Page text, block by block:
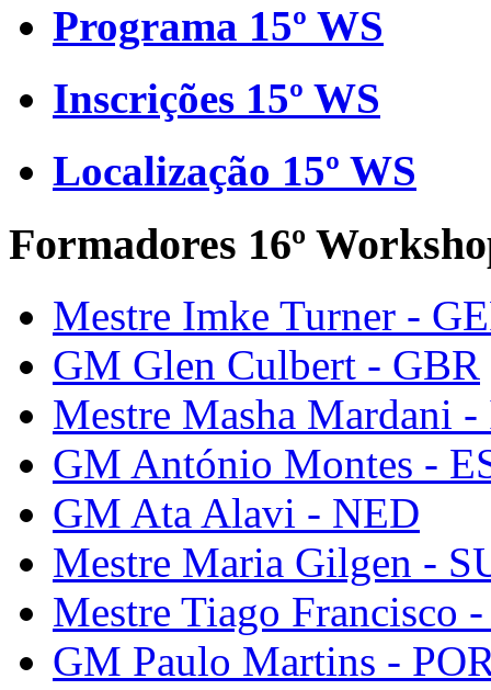
Programa 15º WS
Inscrições 15º WS
Localização 15º WS
Formadores 16º
Mestre Imke Turner -
GM Glen Culbert - GBR
Mestre Masha Mardani
GM António Montes -
GM Ata Alavi - NED
Mestre Maria Gilgen -
Mestre Tiago Francisco
GM Paulo Martins -